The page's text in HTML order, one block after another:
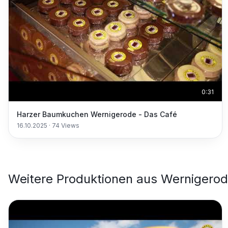
0:31
Harzer Baumkuchen Wernigerode - Das Café
16.10.2025 · 74 Views
Weitere Produktionen aus